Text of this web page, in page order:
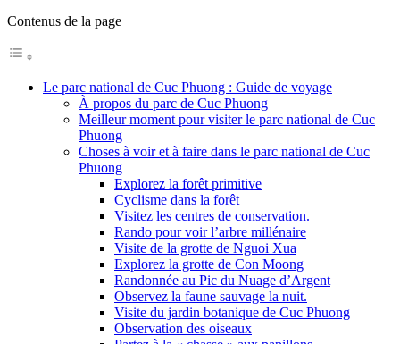
Contenus de la page
Le parc national de Cuc Phuong : Guide de voyage
À propos du parc de Cuc Phuong
Meilleur moment pour visiter le parc national de Cuc
Phuong
Choses à voir et à faire dans le parc national de Cuc
Phuong
Explorez la forêt primitive
Cyclisme dans la forêt
Visitez les centres de conservation.
Rando pour voir l’arbre millénaire
Visite de la grotte de Nguoi Xua
Explorez la grotte de Con Moong
Randonnée au Pic du Nuage d’Argent
Observez la faune sauvage la nuit.
Visite du jardin botanique de Cuc Phuong
Observation des oiseaux